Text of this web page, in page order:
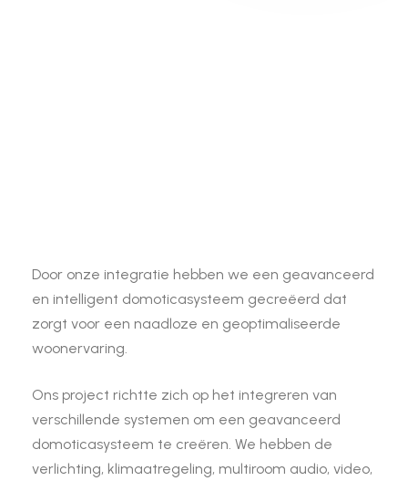
Door onze integratie hebben we een geavanceerd
en intelligent domoticasysteem gecreëerd dat
zorgt voor een naadloze en geoptimaliseerde
woonervaring.
Ons project richtte zich op het integreren van
verschillende systemen om een geavanceerd
domoticasysteem te creëren. We hebben de
verlichting, klimaatregeling, multiroom audio, video,